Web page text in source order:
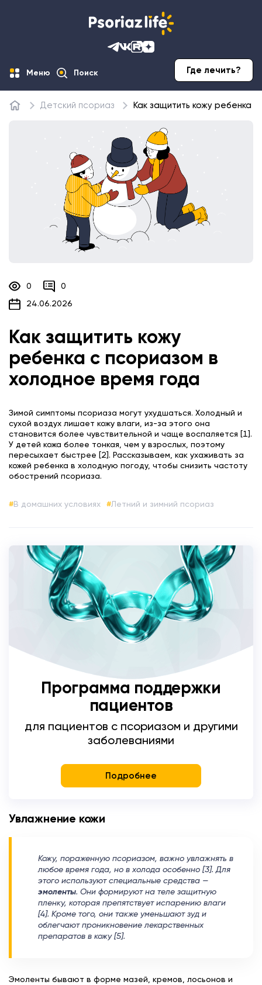
Меню Поиск Где лечить?
ГлавнаяДетский псориаз Как защитить кожу ребенка
0 0
24.06.2026
Как защитить кожу
ребенка с псориазом в
холодное время года
Зимой симптомы псориаза могут ухудшаться. Холодный и
сухой воздух лишает кожу влаги, из-за этого она
становится более чувствительной и чаще воспаляется [1].
У детей кожа более тонкая, чем у взрослых, поэтому
пересыхает быстрее [2]. Рассказываем, как ухаживать за
кожей ребенка в холодную погоду, чтобы снизить частоту
обострений псориаза.
В домашних условиях Летний и зимний псориаз
Программа поддержки
пациентов
для пациентов с псориазом и другими
заболеваниями
Подробнее
Увлажнение кожи
Кожу, пораженную псориазом, важно увлажнять в
любое время года, но в холода особенно [3]. Для
этого используют специальные средства —
эмоленты. Они формируют на теле защитную
пленку, которая препятствует испарению влаги
[4]. Кроме того, они также уменьшают зуд и
облегчают проникновение лекарственных
препаратов в кожу [5].
Эмоленты бывают в форме мазей, кремов, лосьонов и